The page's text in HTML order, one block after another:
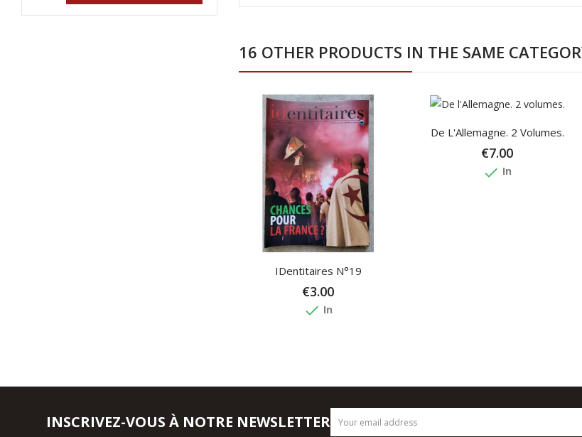
16 OTHER PRODUCTS IN THE SAME
IDentitaires N°19
€3.00
done In
De L'Allemagne. 2 Volumes.
€7.00
done In
INSCRIVEZ-VOUS À NOTRE NEWSLETTER